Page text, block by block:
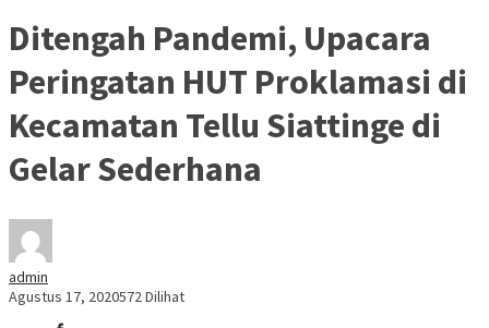
Ditengah Pandemi, Upacara
Peringatan HUT Proklamasi di
Kecamatan Tellu Siattinge di
Gelar Sederhana
admin
Agustus 17, 2020572 Dilihat